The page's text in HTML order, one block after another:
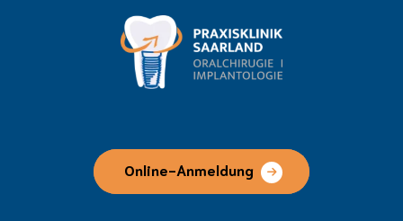
Online-Anmeldung